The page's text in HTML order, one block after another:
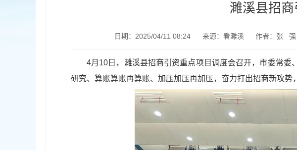
濉溪县招
日期：2025/04/11 08:24 来源：看濉溪 作者：张
4月10日，濉溪县招商引资重点项目调度会召开，市委常
研究、算账算账再算账、加压加压再加压，奋力打出招商新攻势